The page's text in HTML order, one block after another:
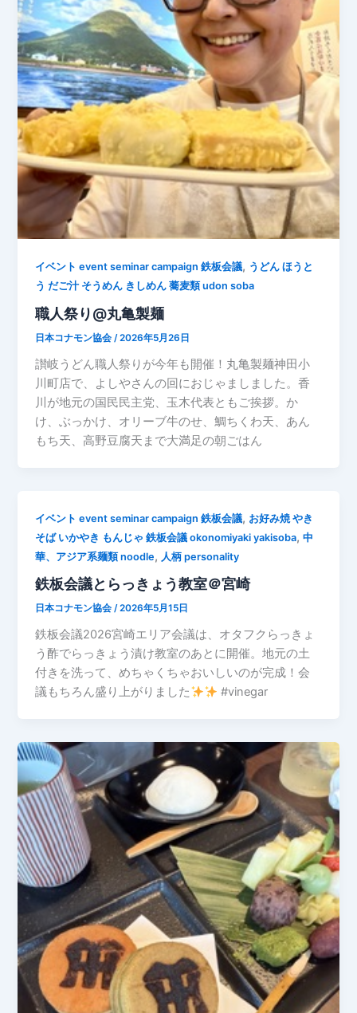
イベント event seminar campaign 鉄板会議, うどん ほうと
う だご汁 そうめん きしめん 蕎麦類 udon soba
職人祭り@丸亀製麺
日本コナモン協会/2026年5月26日
讃岐うどん職人祭りが今年も開催！丸亀製麺神田小
川町店で、よしやさんの回におじゃましました。香
川が地元の国民民主党、玉木代表ともご挨拶。か
け、ぶっかけ、オリーブ牛のせ、鯛ちくわ天、あん
もち天、高野豆腐天まで大満足の朝ごはん
イベント event seminar campaign 鉄板会議, お好み焼 やき
そば いかやき もんじゃ 鉄板会議 okonomiyaki yakisoba,中
華、アジア系麺類 noodle, 人柄 personality
鉄板会議とらっきょう教室＠宮崎
日本コナモン協会/2026年5月15日
鉄板会議2026宮崎エリア会議は、オタフクらっきょ
う酢でらっきょう漬け教室のあとに開催。地元の土
付きを洗って、めちゃくちゃおいしいのが完成！会
議もちろん盛り上がりました
#vinegar